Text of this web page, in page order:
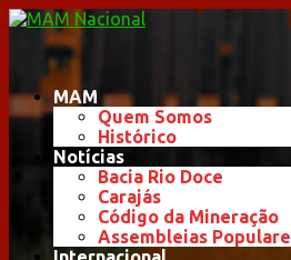
MAM
Quem Somos
Histórico
Notícias
Bacia Rio Doce
Carajás
Código da Mineração
Assembleias